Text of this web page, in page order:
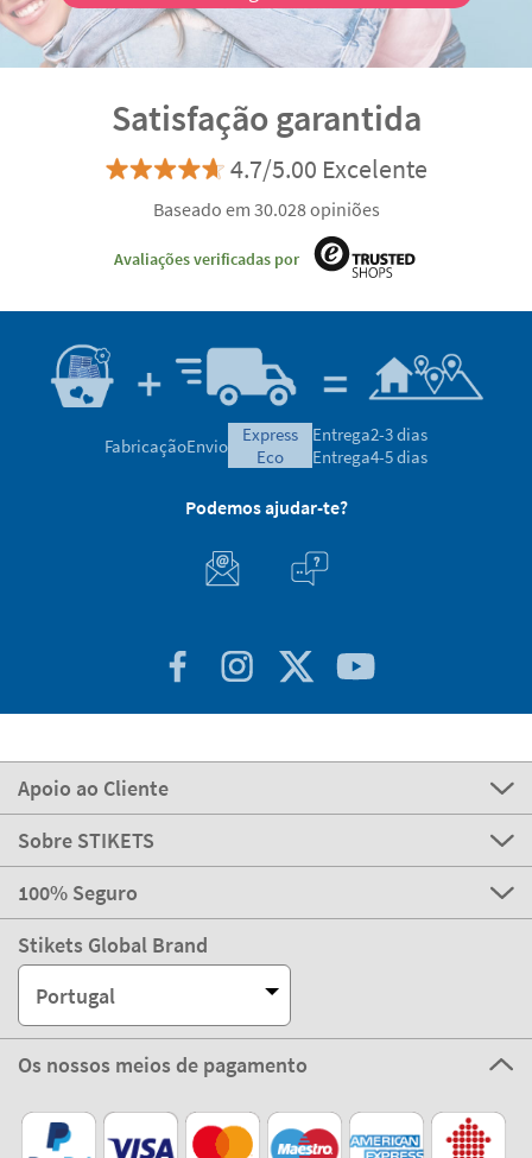
Satisfação garantida
4.7/5.00 Excelente
Baseado em 30.028 opiniões
Avaliações verificadas por
FabricaçãoEnvio
express
eco
Entrega2-3 dias
Entrega4-5 dias
Podemos ajudar-te?
Apoio ao Cliente
Sobre STIKETS
100% Seguro
Stikets Global Brand
Portugal
Os nossos meios de pagamento